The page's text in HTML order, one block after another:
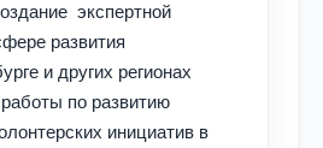
экспертной
развития
и других регионах
по развитию
инициатив в